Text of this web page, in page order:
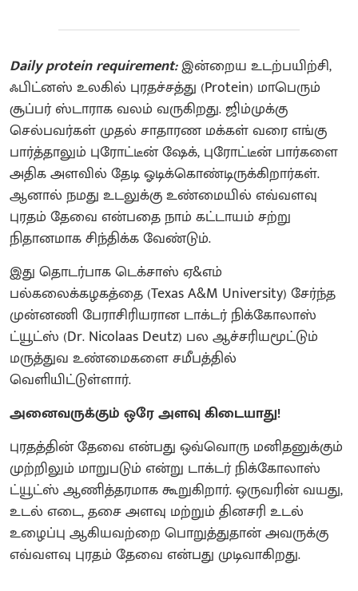
Daily protein requirement:இன்றைய உடற்பயிற்சி,
ஃபிட்னஸ் உலகில் புரதச்சத்து (Protein) மாபெரும்
சூப்பர் ஸ்டாராக வலம் வருகிறது. ஜிம்முக்கு
செல்பவர்கள் முதல் சாதாரண மக்கள் வரை எங்கு
பார்த்தாலும் புரோட்டீன் ஷேக், புரோட்டீன் பார்களை
அதிக அளவில் தேடி ஓடிக்கொண்டிருக்கிறார்கள்.
ஆனால் நமது உடலுக்கு உண்மையில் எவ்வளவு
புரதம் தேவை என்பதை நாம் கட்டாயம் சற்று
நிதானமாக சிந்திக்க வேண்டும்.
இது தொடர்பாக டெக்சாஸ் ஏ&எம்
பல்கலைக்கழகத்தை (Texas A&M University) சேர்ந்த
முன்னணி பேராசிரியரான டாக்டர் நிக்கோலாஸ்
ட்யூட்ஸ் (Dr. Nicolaas Deutz) பல ஆச்சரியமூட்டும்
மருத்துவ உண்மைகளை சமீபத்தில்
வெளியிட்டுள்ளார்.
அனைவருக்கும் ஒரே அளவு கிடையாது!
புரதத்தின் தேவை என்பது ஒவ்வொரு மனிதனுக்கும்
முற்றிலும் மாறுபடும் என்று டாக்டர் நிக்கோலாஸ்
ட்யூட்ஸ் ஆணித்தரமாக கூறுகிறார். ஒருவரின் வயது,
உடல் எடை, தசை அளவு மற்றும் தினசரி உடல்
உழைப்பு ஆகியவற்றை பொறுத்துதான் அவருக்கு
எவ்வளவு புரதம் தேவை என்பது முடிவாகிறது.